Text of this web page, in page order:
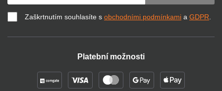
Zaškrtnutím souhlasíte s obchodními podmínkami a GDPR.
Platební možnosti